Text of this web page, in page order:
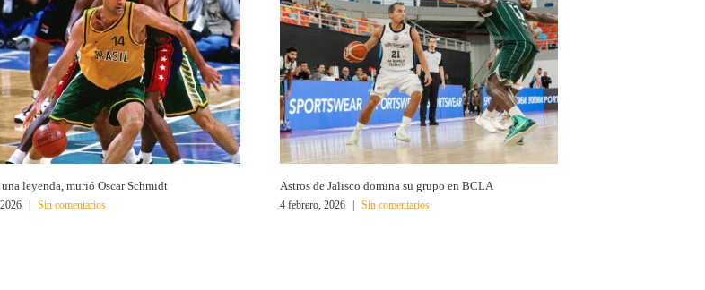
leyenda, murió Oscar Schmidt
| Sin comentarios
Astros de Jalisco domina su grupo en BCLA
4 febrero, 2026 | Sin comentarios